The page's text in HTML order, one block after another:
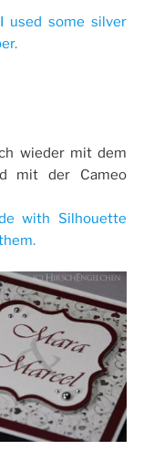
used some silver
wieder mit dem
mit der Cameo
with Silhouette